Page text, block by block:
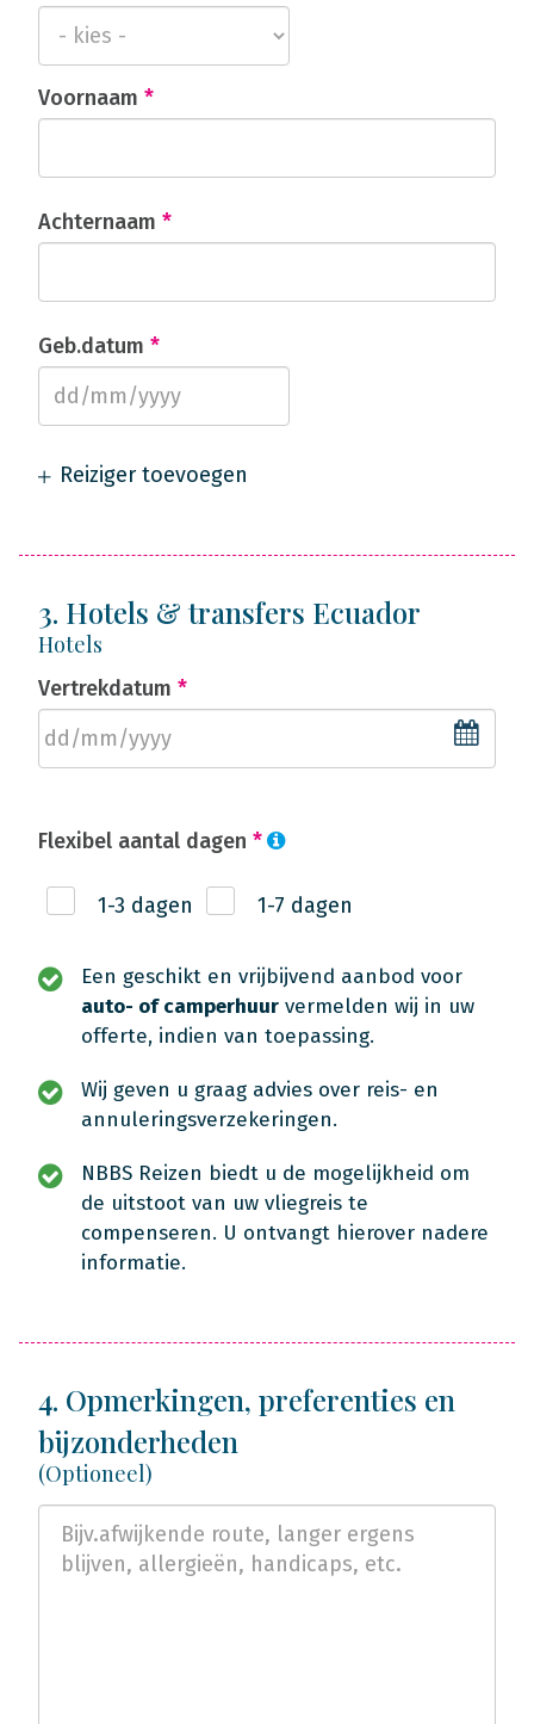
Voornaam *
Achternaam *
Geb.datum *
Reiziger toevoegen
3. Hotels & transfers Ecuador
Hotels
Vertrekdatum *
Flexibel aantal dagen *
1-3 dagen 1-7 dagen
Een geschikt en vrijbijvend aanbod voor
auto- of camperhuur vermelden wij in uw
offerte, indien van toepassing.
Wij geven u graag advies over reis- en
annuleringsverzekeringen.
NBBS Reizen biedt u de mogelijkheid om
de uitstoot van uw vliegreis te
compenseren. U ontvangt hierover nadere
informatie.
4. Opmerkingen, preferenties en
bijzonderheden
(Optioneel)